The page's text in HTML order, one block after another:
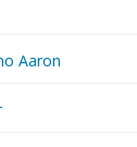
Aaron